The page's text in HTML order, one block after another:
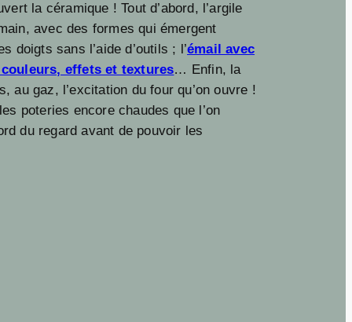
la céramique ! Tout d’abord, l’argile
avec des formes qui émergent
doigts sans l’aide d’outils ; l’émail avec
effets et textures… Enfin, la
au gaz, l’excitation du four qu’on ouvre !
poteries encore chaudes que l’on
du regard avant de pouvoir les